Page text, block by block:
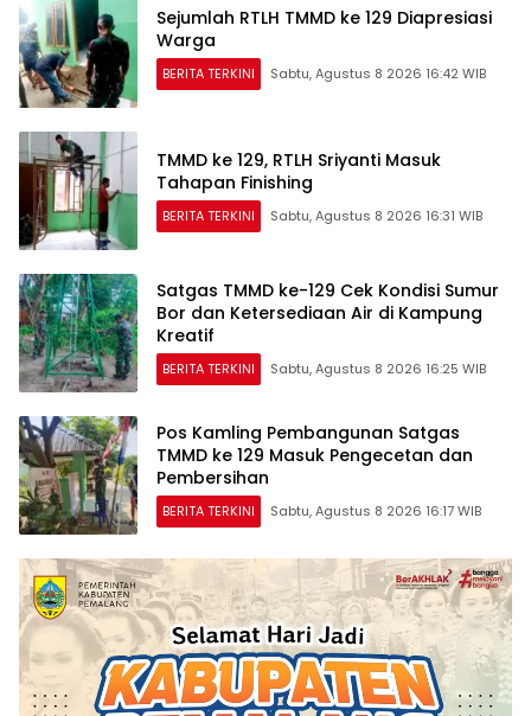
Sejumlah RTLH TMMD ke 129 Diapresiasi
Warga
BERITA TERKINI Sabtu, Agustus 8 2026 16:42 WIB
TMMD ke 129, RTLH Sriyanti Masuk
Tahapan Finishing
BERITA TERKINI Sabtu, Agustus 8 2026 16:31 WIB
Satgas TMMD ke-129 Cek Kondisi Sumur
Bor dan Ketersediaan Air di Kampung
Kreatif
BERITA TERKINI Sabtu, Agustus 8 2026 16:25 WIB
Pos Kamling Pembangunan Satgas
TMMD ke 129 Masuk Pengecetan dan
Pembersihan
BERITA TERKINI Sabtu, Agustus 8 2026 16:17 WIB